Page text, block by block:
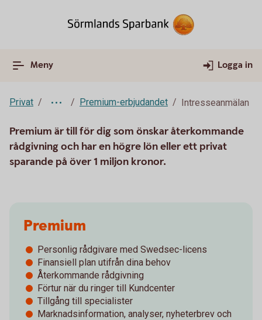
Meny Logga in
Privat Premium-erbjudandet Intresseanmälan
Premium är till för dig som önskar återkommande
rådgivning och har en högre lön eller ett privat
sparande på över 1 miljon kronor.
Premium
Personlig rådgivare med Swedsec-licens
Finansiell plan utifrån dina behov
Återkommande rådgivning
Förtur när du ringer till Kundcenter
Tillgång till specialister
Marknadsinformation, analyser, nyheterbrev och